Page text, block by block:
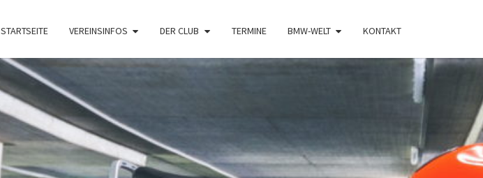
STARTSEITE VEREINSINFOS DER CLUB TERMINE BMW-WELT KONTAKT